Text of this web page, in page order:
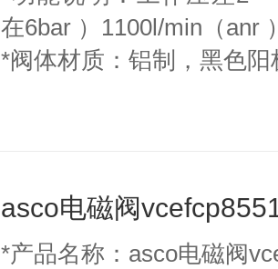
在6bar ）1100l/min（anr ）
*阀体材质：铝制，黑色阳
asco电磁阀
*产品名称：asco电磁阀